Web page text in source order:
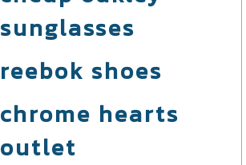
sunglasses
reebok shoes
chrome hearts
outlet